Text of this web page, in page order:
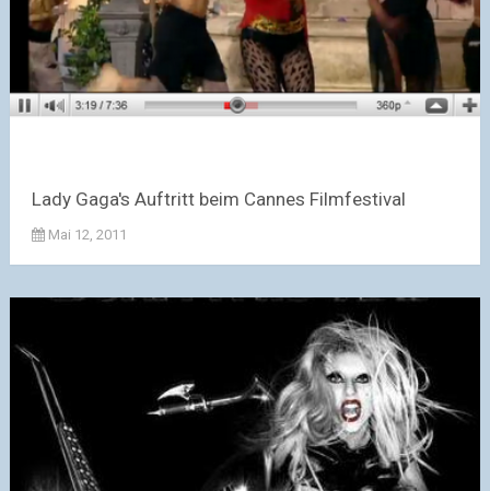
Lady Gaga's Auftritt beim Cannes Filmfestival
Mai 12, 2011